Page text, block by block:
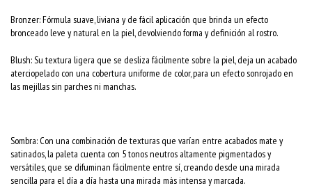
Bronzer: Fórmula suave, liviana y de fácil aplicación que brinda un efecto
bronceado leve y natural en la piel, devolviendo forma y definición al rostro.
Blush: Su textura ligera que se desliza fácilmente sobre la piel, deja un acabado
aterciopelado con una cobertura uniforme de color, para un efecto sonrojado en
las mejillas sin parches ni manchas.
Sombra: Con una combinación de texturas que varían entre acabados mate y
satinados, la paleta cuenta con 5 tonos neutros altamente pigmentados y
versátiles, que se difuminan fácilmente entre sí, creando desde una mirada
sencilla para el día a día hasta una mirada más intensa y marcada.